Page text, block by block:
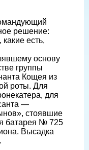
решение:
есть,
основу
группы
Кощея из
роты. Для
для
—
стоявшие
батарея № 725
Высадка